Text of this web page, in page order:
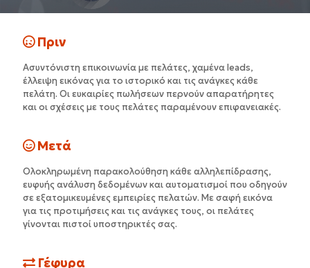
Πριν
Ασυντόνιστη επικοινωνία με πελάτες, χαμένα leads,
έλλειψη εικόνας για το ιστορικό και τις ανάγκες κάθε
πελάτη. Οι ευκαιρίες πωλήσεων περνούν απαρατήρητες
και οι σχέσεις με τους πελάτες παραμένουν επιφανειακές.
Μετά
Ολοκληρωμένη παρακολούθηση κάθε αλληλεπίδρασης,
ευφυής ανάλυση δεδομένων και αυτοματισμοί που οδηγούν
σε εξατομικευμένες εμπειρίες πελατών. Με σαφή εικόνα
για τις προτιμήσεις και τις ανάγκες τους, οι πελάτες
γίνονται πιστοί υποστηρικτές σας.
Γέφυρα